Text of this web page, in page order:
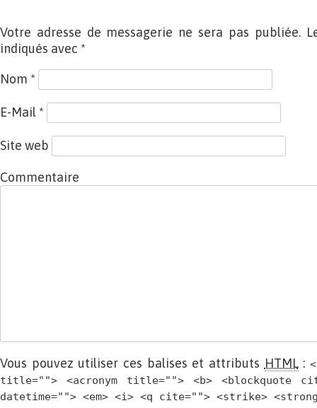
Votre adresse de messagerie ne sera pas publiée.
indiqués avec *
Nom *
E-Mail *
Site web
Commentaire
Vous pouvez utiliser ces balises et attributs HTML:
title=""> <acronym title=""> <b> <blockquote
datetime=""> <em> <i> <q cite=""> <strike>